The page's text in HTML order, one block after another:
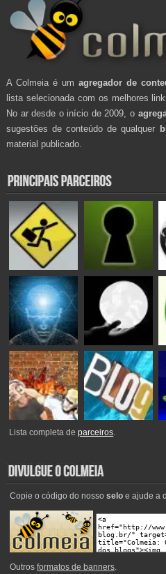
A Colmeia é um agregador de
lista selecionada com os melhores
No ar desde o início de 2009, o
sugestões de conteúdo de qualquer
material publicado.
Lista completa deparceiros.
Copie o código do nosso seloe ajude a
Outros formatos de banners.